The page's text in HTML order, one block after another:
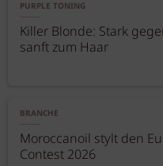
PURPLE TONING
Killer Blonde: Stark
sanft zum Haar
BRANCHE
Moroccanoil stylt den
Contest 2026